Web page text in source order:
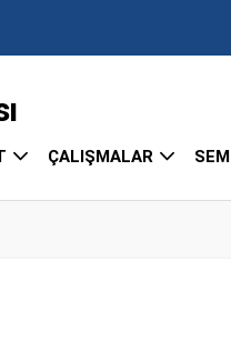
ÇALIŞMALAR SEM